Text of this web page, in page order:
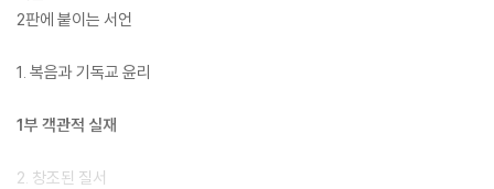
2판에 붙이는 서언
1. 복음과 기독교 윤리
1부 객관적 실재
2. 창조된 질서